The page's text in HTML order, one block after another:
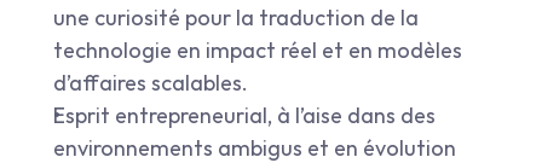
une curiosité pour la traduction de la
technologie en impact réel et en modèles
d’affaires scalables.
Esprit entrepreneurial, à l’aise dans des
environnements ambigus et en évolution